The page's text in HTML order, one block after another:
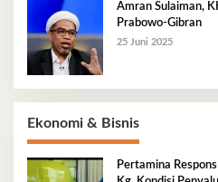
Amran Sulaiman,
Prabowo-Gibran
25 Juni 2025
Ekonomi & Bisnis
Pertamina